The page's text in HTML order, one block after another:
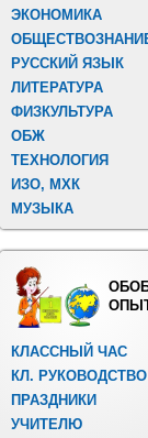
ЭКОНОМИКА
РУССКИЙ ЯЗЫК
ЛИТЕРАТУРА
ФИЗКУЛЬТУРА
ОБЖ
ТЕХНОЛОГИЯ
ИЗО, МХК
МУЗЫКА
КЛАССНЫЙ ЧАС
КЛ. РУКОВОДСТВО
ПРАЗДНИКИ
УЧИТЕЛЮ